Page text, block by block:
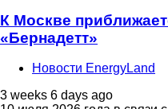
К Москве
«Бернадетт»
Новости EnergyLand
3 weeks 6 days ago